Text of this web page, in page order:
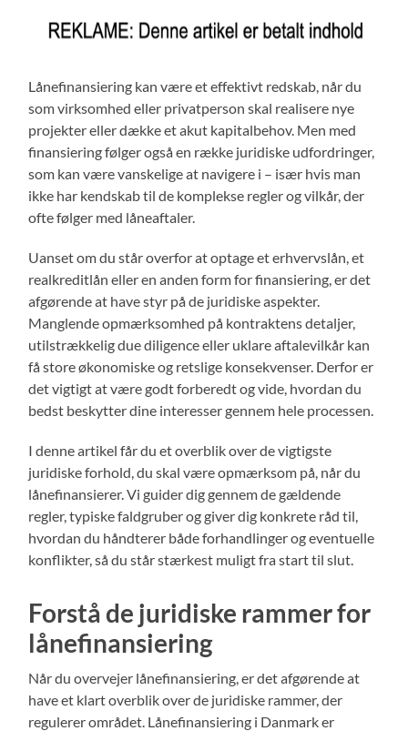
Lånefinansiering kan være et effektivt redskab, når du
som virksomhed eller privatperson skal realisere nye
projekter eller dække et akut kapitalbehov. Men med
finansiering følger også en række juridiske udfordringer,
som kan være vanskelige at navigere i – især hvis man
ikke har kendskab til de komplekse regler og vilkår, der
ofte følger med låneaftaler.
Uanset om du står overfor at optage et erhvervslån, et
realkreditlån eller en anden form for finansiering, er det
afgørende at have styr på de juridiske aspekter.
Manglende opmærksomhed på kontraktens detaljer,
utilstrækkelig due diligence eller uklare aftalevilkår kan
få store økonomiske og retslige konsekvenser. Derfor er
det vigtigt at være godt forberedt og vide, hvordan du
bedst beskytter dine interesser gennem hele processen.
I denne artikel får du et overblik over de vigtigste
juridiske forhold, du skal være opmærksom på, når du
lånefinansierer. Vi guider dig gennem de gældende
regler, typiske faldgruber og giver dig konkrete råd til,
hvordan du håndterer både forhandlinger og eventuelle
konflikter, så du står stærkest muligt fra start til slut.
Forstå de juridiske rammer for
lånefinansiering
Når du overvejer lånefinansiering, er det afgørende at
have et klart overblik over de juridiske rammer, der
regulerer området. Lånefinansiering i Danmark er